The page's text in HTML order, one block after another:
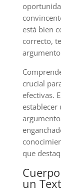
está bien
correcto,
crucial
efectivas.
que
un